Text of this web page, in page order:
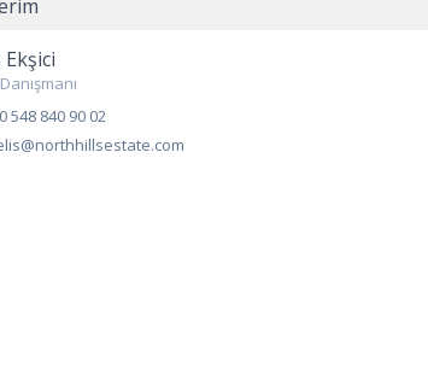
548 840 90 02